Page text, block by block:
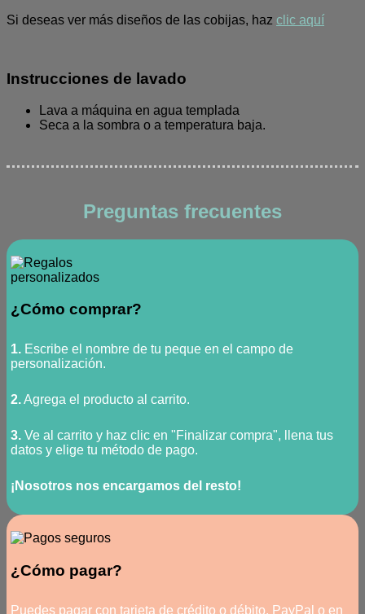
Si deseas ver más diseños de las cobijas, haz clic aquí
Instrucciones de lavado
Lava a máquina en agua templada
Seca a la sombra o a temperatura baja.
Preguntas frecuentes
¿Cómo comprar?
1. Escribe el nombre de tu peque en el campo de
personalización.
2.Agrega el producto al carrito.
3. Ve al carrito y haz clic en "Finalizar compra", llena tus
datos y elige tu método de pago.
¡Nosotros nos encargamos del resto!
¿Cómo pagar?
Puedes pagar con tarjeta de crédito o débito, PayPal o en